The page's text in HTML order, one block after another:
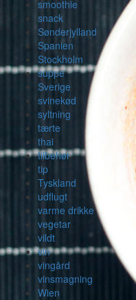
smoothie
snack
Sønderjylland
Spanien
Stockholm
suppe
Sverige
svinekød
syltning
tærte
thai
tilbehør
tip
Tyskland
udflugt
varme drikke
vegetar
vildt
vin
vingård
vinsmagning
Wien